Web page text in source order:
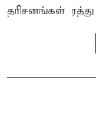
தரிசனங்கள்